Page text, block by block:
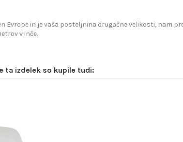
Evrope in je vaša posteljnina drugačne velikosti,
v inče.
ta izdelek so kupile tudi: